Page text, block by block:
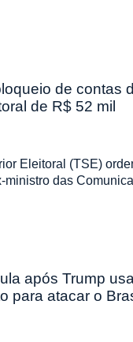
de contas
de R$ 52 mil
Eleitoral (TSE)
ministro das
após Trump
para atacar o